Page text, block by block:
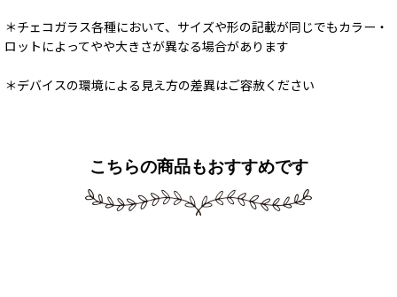
＊チェコガラス各種において、サイズや形の記載が同じでもカラー・
ロットによってやや大きさが異なる場合があります
＊デバイスの環境による見え方の差異はご容赦ください
こちらの商品もおすすめです